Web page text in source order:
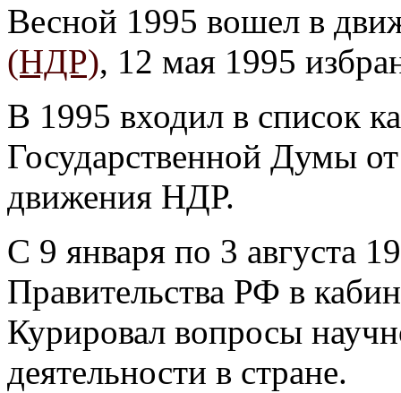
Весной 1995 вошел в
(НДР), 12 мая 1995
В 1995 входил в список
Государственной Думы
движения НДР.
С 9 января по 3 августа
Правительства РФ в
Курировал вопросы
деятельности в стране.